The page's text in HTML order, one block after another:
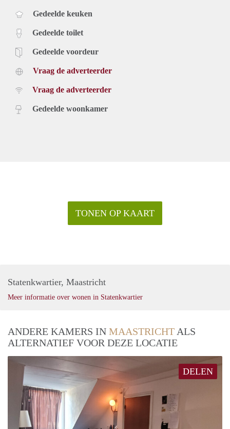
Gedeelde keuken
Gedeelde toilet
Gedeelde voordeur
Vraag de adverteerder
Vraag de adverteerder
Gedeelde woonkamer
TONEN OP KAART
Statenkwartier, Maastricht
Meer informatie over wonen in Statenkwartier
ANDERE KAMERS IN MAASTRICHT ALS
ALTERNATIEF VOOR DEZE LOCATIE
DELEN